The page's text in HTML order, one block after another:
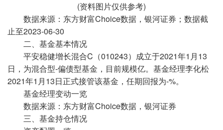
(资料图片仅供参考)
数据来源：东方财富Choice数据，银河证券；数据截
止至2023-06-30
二、基金基本情况
平安稳健增长混合C（010243）成立于2021年1月13
日，为混合型-偏债型基金，目前规模亿。基金经理李化松
2021年1月13日正式接管该基金，任期回报为-%。
基金经理变动一览
数据来源：东方财富Choice数据，银河证券
三、基金持仓情况